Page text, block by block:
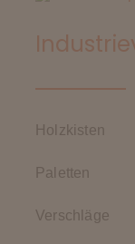
Holzkisten
Paletten
Verschläge